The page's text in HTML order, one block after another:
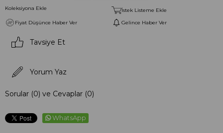
Koleksiyona Ekle
İstek Listeme Ekle
Fiyat Düşünce Haber Ver
Gelince Haber Ver
Tavsiye Et
Yorum Yaz
Sorular (0) ve Cevaplar (0)
WhatsApp